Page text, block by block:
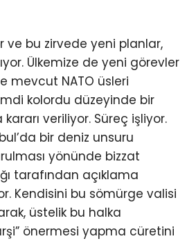
ve bu zirvede yeni planlar,
Ülkemize de yeni görevler
mevcut NATO üsleri
kolordu düzeyinde bir
veriliyor. Süreç işliyor.
bir deniz unsuru
yönünde bizzat
tarafından açıklama
Kendisini bu sömürge valisi
üstelik bu halka
önermesi yapma cüretini